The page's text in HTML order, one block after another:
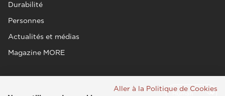
Durabilité
Personnes
Actualités et médias
Magazine MORE
Aller à la Politique de Cookies